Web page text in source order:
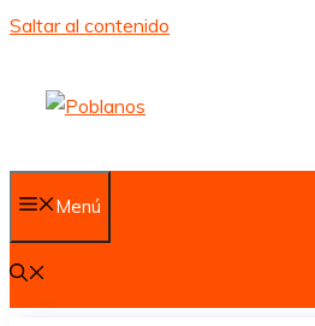
Saltar al contenido
Menú